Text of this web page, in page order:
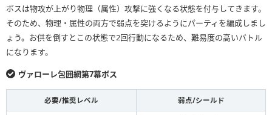
ボスは物攻が上がり物理（属性）攻撃に強くなる状態を付与してきます。
そのため、物理・属性の両方で弱点を突けるようにパーティを編成しまし
ょう。お供を倒すとこの状態で2回行動になるため、難易度の高いバトル
になります。
ヴァローレ包囲網第7幕ボス
必要/推奨レベル 弱点/シールド